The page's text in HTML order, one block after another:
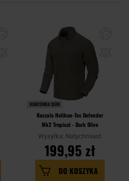
KOŃCÓWKA SERII
Koszula Helikon-Tex Defender
Mk2 Tropical - Dark Olive
Wysyłka: Natychmiast
199,95 zł
DO KOSZYKA